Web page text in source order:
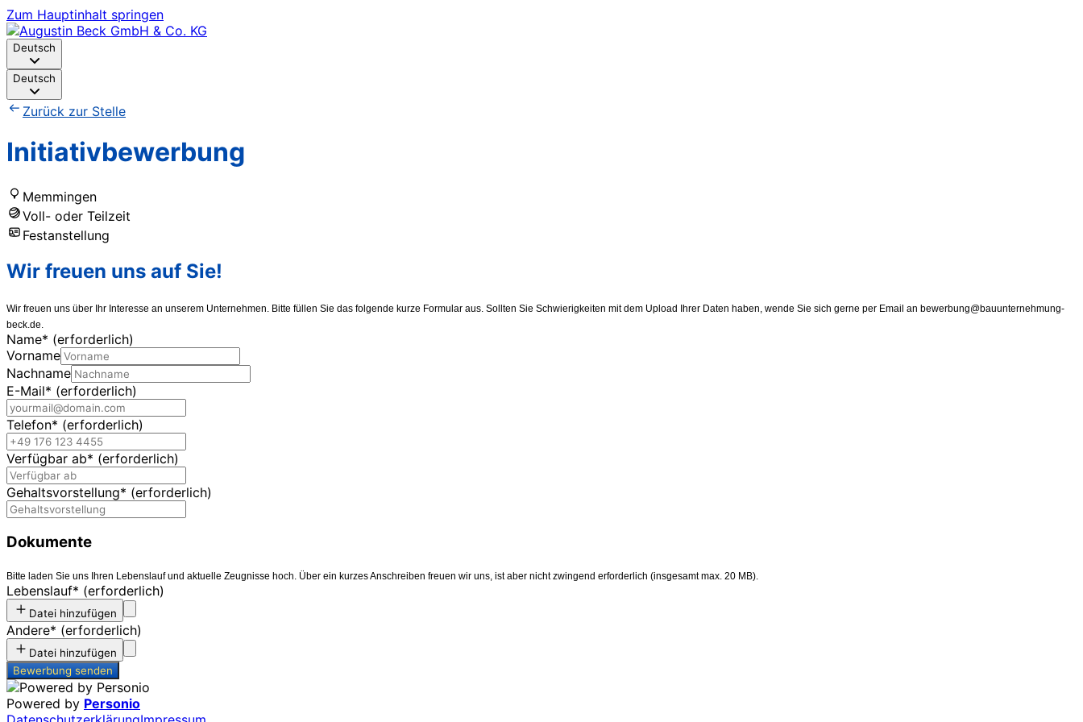
Zum Hauptinhalt springen
Deutsch
Deutsch
Zurück zur Stelle
Initiativbewerbung
Memmingen
Voll- oder Teilzeit
Festanstellung
Wir freuen uns auf Sie!
Wir freuen uns über Ihr Interesse an unserem Unternehmen. Bitte füllen Sie das folgende kurze Formular aus. Sollten Sie Schwierigkeiten mit dem Upload Ihrer Daten haben, wende Sie sich gerne per Email an bewerbung@bauunternehmung-
beck.de.
Name* (erforderlich)
Vorname
Nachname
E-Mail* (erforderlich)
Telefon* (erforderlich)
Verfügbar ab* (erforderlich)
Gehaltsvorstellung* (erforderlich)
Dokumente
Bitte laden Sie uns Ihren Lebenslauf und aktuelle Zeugnisse hoch. Über ein kurzes Anschreiben freuen wir uns, ist aber nicht zwingend erforderlich (insgesamt max. 20 MB).
Lebenslauf* (erforderlich)
Datei hinzufügen
Andere* (erforderlich)
Datei hinzufügen
Bewerbung senden
Powered by Personio